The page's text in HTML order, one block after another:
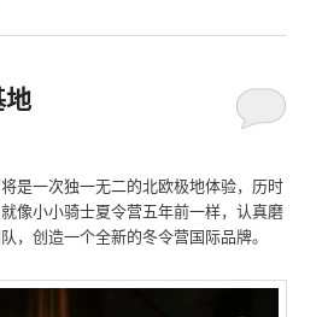
是一次独一无二的北欧极地体验，历时
像小小骑士夏令营五年前一样，认真磨
，创造一个全新的冬令营国际品牌。